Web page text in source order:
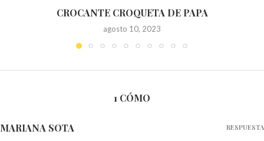
CROCANTE CROQUETA DE PAPA
agosto 10, 2023
1 CÓMO
MARIANA SOTA RESPUESTA